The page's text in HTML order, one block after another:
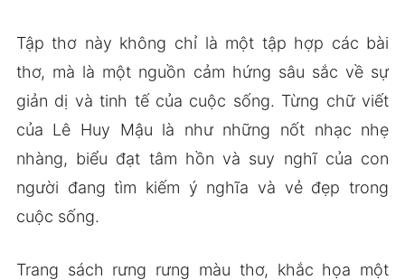
Tập thơ này không chỉ là một tập hợp các bài
thơ, mà là một nguồn cảm hứng sâu sắc về sự
giản dị và tinh tế của cuộc sống. Từng chữ viết
của Lê Huy Mậu là như những nốt nhạc nhẹ
nhàng, biểu đạt tâm hồn và suy nghĩ của con
người đang tìm kiếm ý nghĩa và vẻ đẹp trong
cuộc sống.
Trang sách rưng rưng màu thơ, khắc họa một